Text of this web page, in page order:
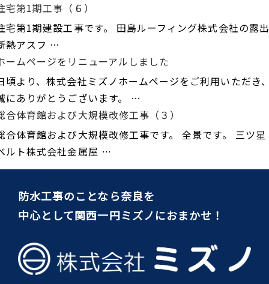
宅第1期工事（６）
宅第1期建設工事です。 田島ルーフィング株式会社の露出
熱アスフ …
ームページをリニューアルしました
頃より、株式会社ミズノホームページをご利用いただき
にありがとうございます。 …
合体育館および大規模改修工事（３）
合体育館および大規模改修工事です。 全景です。 三ツ星
ルト株式会社金属屋 …
防水工事のことなら奈良を
中心として関西一円ミズノにおまかせ！